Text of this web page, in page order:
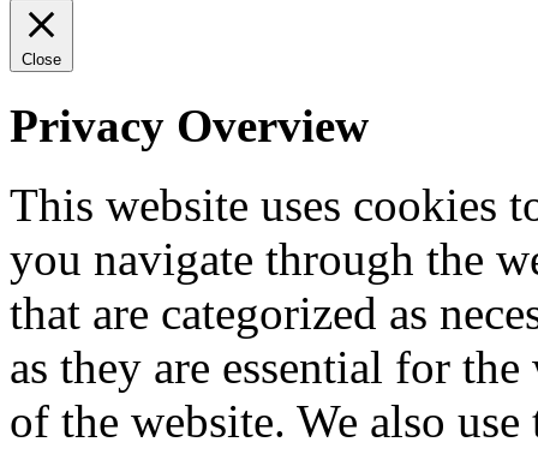
Close
Privacy Overview
This website uses cookies
you navigate through the
that are categorized as
as they are essential for
of the website. We also